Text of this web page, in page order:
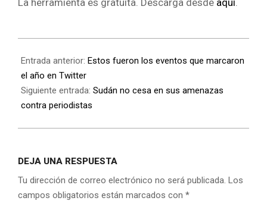
Entrada anterior: Estos fueron los eventos que marcaron
el año en Twitter
Siguiente entrada: Sudán no cesa en sus amenazas
contra periodistas
DEJA UNA RESPUESTA
Tu dirección de correo electrónico no será publicada. Los
campos obligatorios están marcados con *